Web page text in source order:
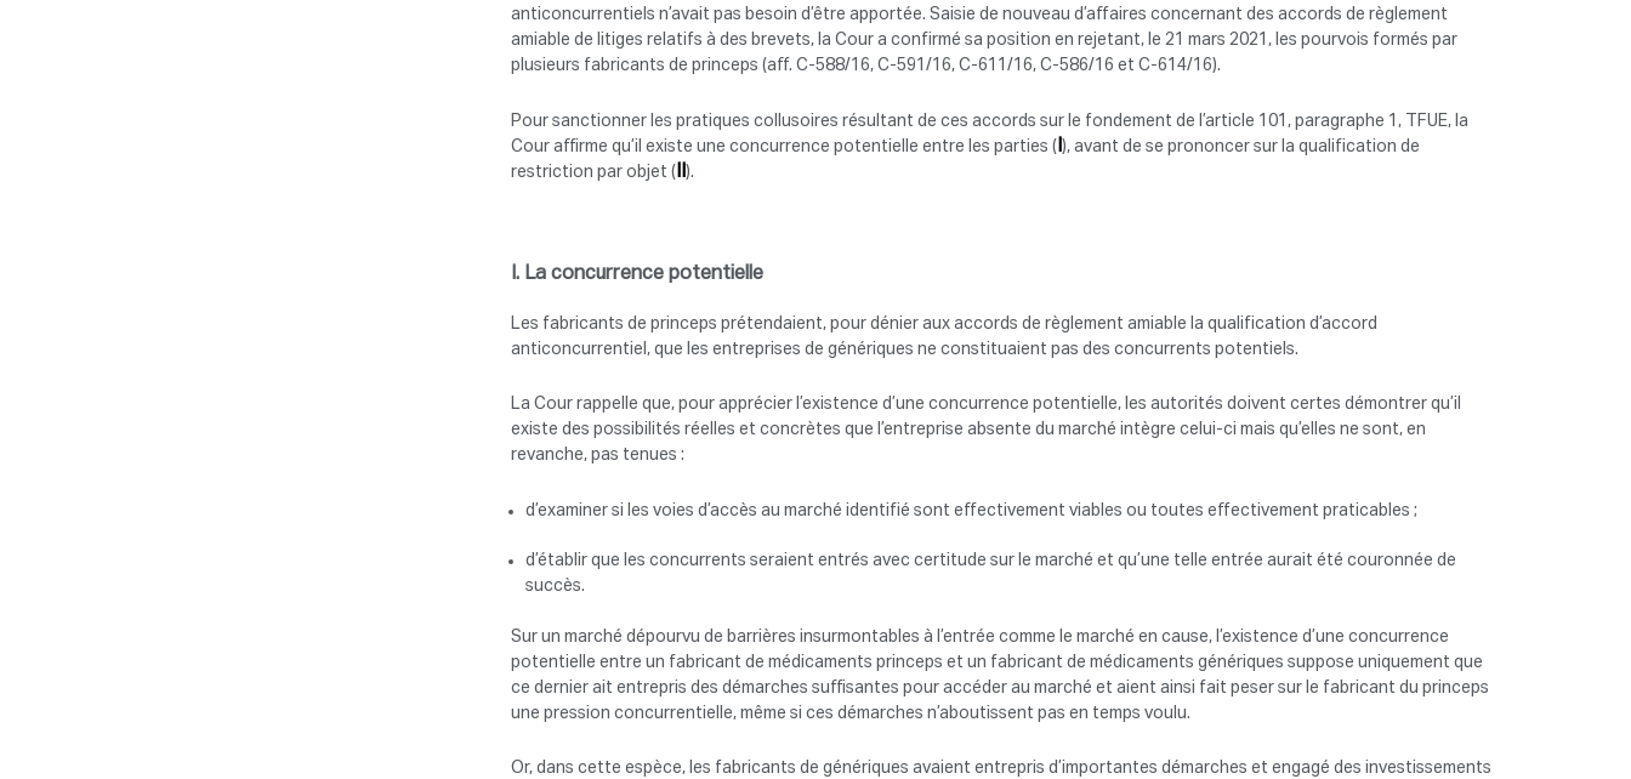
anticoncurrentiels n’avait pas besoin d’être apportée. Saisie de nouveau d’affaires concernant des accords de règlement
amiable de litiges relatifs à des brevets, la Cour a confirmé sa position en rejetant, le 21 mars 2021, les pourvois formés par
plusieurs fabricants de princeps (aff. C-588/16, C-591/16, C-611/16, C-586/16 et C-614/16).
Pour sanctionner les pratiques collusoires résultant de ces accords sur le fondement de l’article 101, paragraphe 1, TFUE, la
Cour affirme qu’il existe une concurrence potentielle entre les parties ( ), avant de se prononcer sur la qualification de
restriction par objet (
).
I. La concurrence potentielle
Les fabricants de princeps prétendaient, pour dénier aux accords de règlement amiable la qualification d’accord
anticoncurrentiel, que les entreprises de génériques ne constituaient pas des concurrents potentiels.
La Cour rappelle que, pour apprécier l’existence d’une concurrence potentielle, les autorités doivent certes démontrer qu’il
existe des possibilités réelles et concrètes que l’entreprise absente du marché intègre celui-ci mais qu’elles ne sont, en
revanche, pas tenues :
d’examiner si les voies d’accès au marché identifié sont effectivement viables ou toutes effectivement praticables ;
d’établir que les concurrents seraient entrés avec certitude sur le marché et qu’une telle entrée aurait été couronnée de
succès.
Sur un marché dépourvu de barrières insurmontables à l’entrée comme le marché en cause, l’existence d’une concurrence
potentielle entre un fabricant de médicaments princeps et un fabricant de médicaments génériques suppose uniquement que
ce dernier ait entrepris des démarches suffisantes pour accéder au marché et aient ainsi fait peser sur le fabricant du princeps
une pression concurrentielle, même si ces démarches n’aboutissent pas en temps voulu.
Or, dans cette espèce, les fabricants de génériques avaient entrepris d’importantes démarches et engagé des investissements